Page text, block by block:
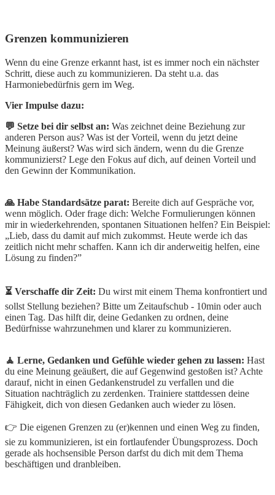
Grenzen kommunizieren
Wenn du eine Grenze erkannt hast, ist es immer noch ein nächster
Schritt, diese auch zu kommunizieren. Da steht u.a. das
Harmoniebedürfnis gern im Weg.
Vier Impulse dazu:
💬 Setze bei dir selbst an: Was zeichnet deine Beziehung zur
anderen Person aus? Was ist der Vorteil, wenn du jetzt deine
Meinung äußerst? Was wird sich ändern, wenn du die Grenze
kommunizierst? Lege den Fokus auf dich, auf deinen Vorteil und
den Gewinn der Kommunikation.
🙏 Habe Standardsätze parat: Bereite dich auf Gespräche vor,
wenn möglich. Oder frage dich: Welche Formulierungen können
mir in wiederkehrenden, spontanen Situationen helfen? Ein Beispiel:
„Lieb, dass du damit auf mich zukommst. Heute werde ich das
zeitlich nicht mehr schaffen. Kann ich dir anderweitig helfen, eine
Lösung zu finden?”
⏳ Verschaffe dir Zeit: Du wirst mit einem Thema konfrontiert und
sollst Stellung beziehen? Bitte um Zeitaufschub - 10min oder auch
einen Tag. Das hilft dir, deine Gedanken zu ordnen, deine
Bedürfnisse wahrzunehmen und klarer zu kommunizieren.
🧘 Lerne, Gedanken und Gefühle wieder gehen zu lassen: Hast
du eine Meinung geäußert, die auf Gegenwind gestoßen ist? Achte
darauf, nicht in einen Gedankenstrudel zu verfallen und die
Situation nachträglich zu zerdenken. Trainiere stattdessen deine
Fähigkeit, dich von diesen Gedanken auch wieder zu lösen.
👉 Die eigenen Grenzen zu (er)kennen und einen Weg zu finden,
sie zu kommunizieren, ist ein fortlaufender Übungsprozess. Doch
gerade als hochsensible Person darfst du dich mit dem Thema
beschäftigen und dranbleiben.